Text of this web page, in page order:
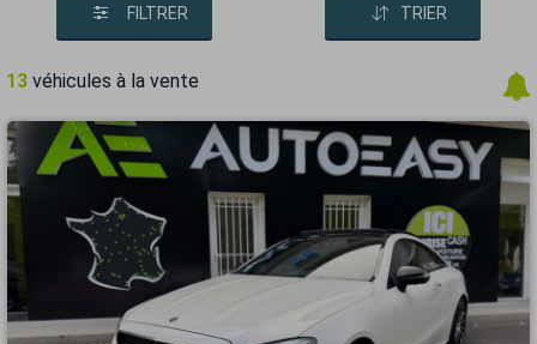
FILTRER TRIER
13 véhicules à la vente